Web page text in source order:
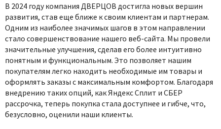
В 2024 году компания ДВЕРЦОВ достигла новых вершин
развития, став еще ближе к своим клиентам и партнерам.
Одним из наиболее значимых шагов в этом направлении
стало совершенствование нашего веб-сайта. Мы провели
значительные улучшения, сделав его более интуитивно
понятным и функциональным. Это позволяет нашим
покупателям легко находить необходимые им товары и
оформлять заказы с максимальным комфортом. Благодаря
внедрению таких опций, как Яндекс Сплит и СБЕР
рассрочка, теперь покупка стала доступнее и гибче, что,
безусловно, оценили наши клиенты.